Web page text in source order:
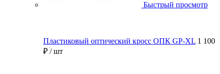
Быстрый просмотр
Пластиковый оптический кросс ОПК GP-XL 1 100
₽ / шт